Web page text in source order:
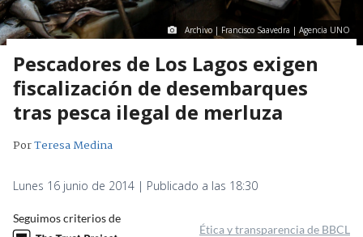
Archivo | Francisco Saavedra | Agencia UNO
Pescadores de Los Lagos exigen
fiscalización de desembarques
tras pesca ilegal de merluza
PorTeresa Medina
Lunes 16 junio de 2014 | Publicado a las 18:30
Seguimos criterios de
Ética y transparencia de BBCL